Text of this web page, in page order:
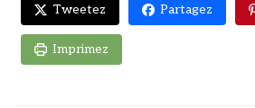
Tweetez Partagez
Imprimez